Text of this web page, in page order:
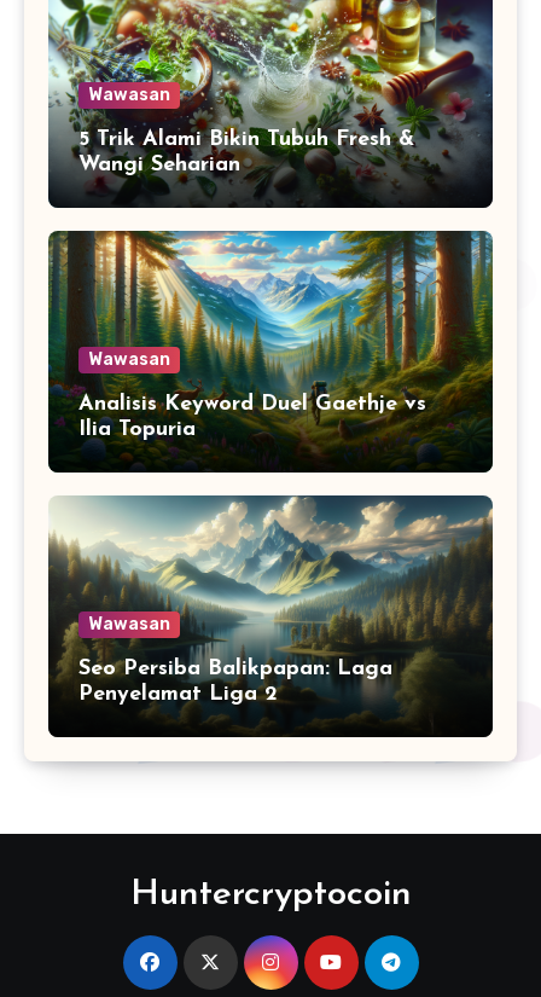
Wawasan
5 Trik Alami Bikin Tubuh Fresh &
Wangi Seharian
Wawasan
Analisis Keyword Duel Gaethje vs
Ilia Topuria
Wawasan
Seo Persiba Balikpapan: Laga
Penyelamat Liga 2
Huntercryptocoin